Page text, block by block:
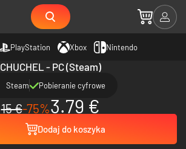
PlayStation Xbox Nintendo
CHUCHEL - PC (Steam)
Steam Pobieranie cyfrowe
15 €-75%3.79 €
Dodaj do koszyka